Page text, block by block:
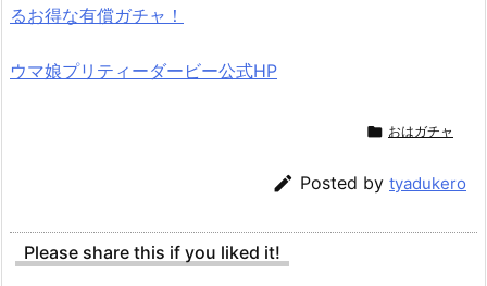
るお得な有償ガチャ！
ウマ娘プリティーダービー公式HP
 おはガチャ
 Posted by tyadukero
Please share this if you liked it!